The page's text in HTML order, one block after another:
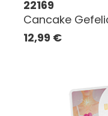
22169
Cancake
12,99 €